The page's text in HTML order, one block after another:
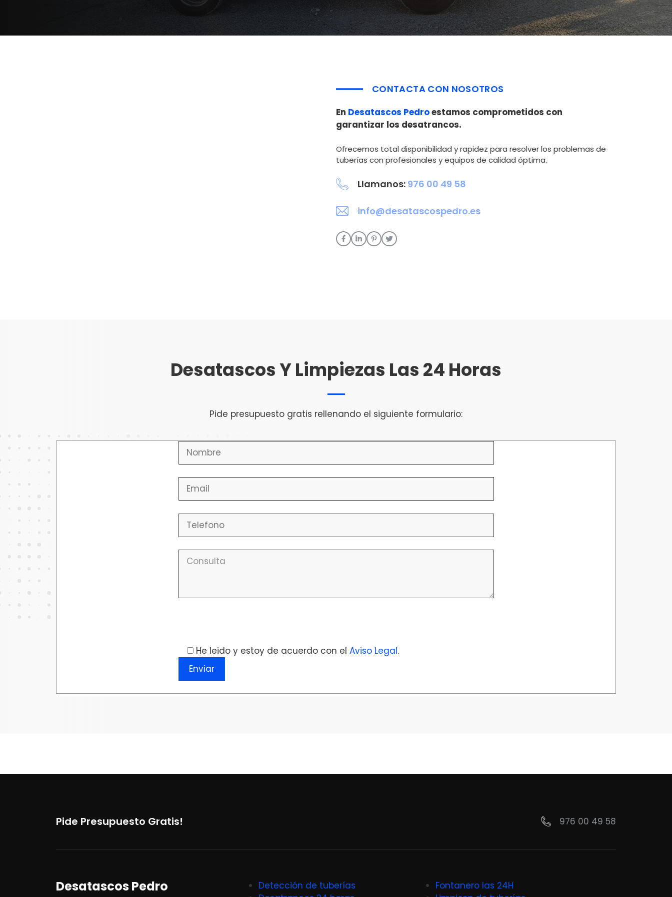
CONTACTA CON NOSOTROS
En Desatascos Pedroestamos comprometidos con
garantizar los desatrancos.
Ofrecemos total disponibilidad y rapidez para resolver los problemas de
tuberías con profesionales y equipos de calidad óptima.
Llamanos: 976 00 49 58
info@desatascospedro.es
Desatascos Y Limpiezas Las 24 Horas
Pide presupuesto gratis rellenando el siguiente formulario:
He leido y estoy de acuerdo con el Aviso Legal.
Pide Presupuesto Gratis! 976 00 49 58
Desatascos Pedro
Detección de tuberías
Fontanero las 24H